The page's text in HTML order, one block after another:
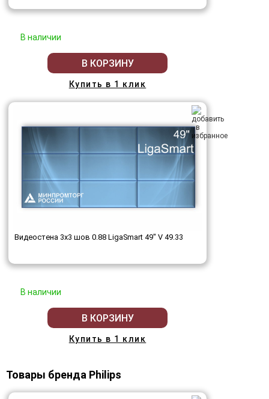
В наличии
В КОРЗИНУ
Купить в 1 клик
Видеостена 3x3 шов 0.88 LigaSmart 49" V 49.33
В наличии
В КОРЗИНУ
Купить в 1 клик
Товары бренда Philips